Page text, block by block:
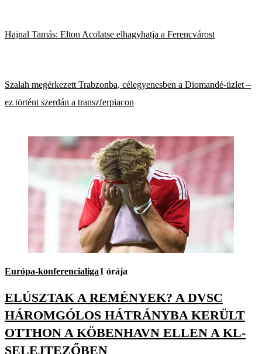
Hajnal Tamás: Elton Acolatse elhagyhatja a Ferencvárost
Szalah megérkezett Trabzonba, célegyenesben a Diomandé-üzlet –
ez történt szerdán a transzferpiacon
Európa-konferencialiga1 órája
ELÚSZTAK A REMÉNYEK? A DVSC
HÁROMGÓLOS HÁTRÁNYBA KERÜLT
OTTHON A KÖBENHAVN ELLEN A KL-
SELEJTEZŐBEN